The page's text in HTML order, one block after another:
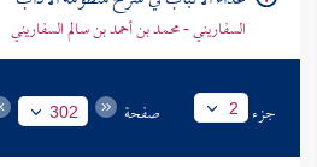
السفاريني - محمد بن أحمد بن سالم السفاريني
جزء 2 صفحة 302